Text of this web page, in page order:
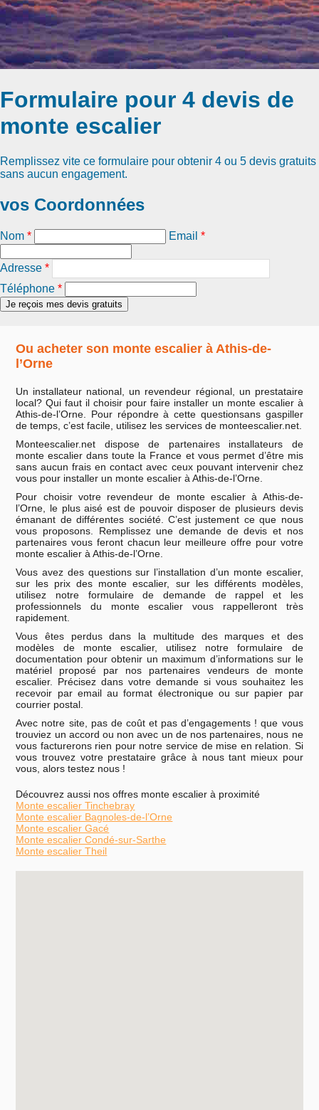
Formulaire pour 4 devis de
monte escalier
Remplissez vite ce formulaire pour obtenir 4 ou 5 devis gratuits
sans aucun engagement.
vos Coordonnées
Nom * Email *
Adresse *
Téléphone *
Ou acheter son monte escalier à Athis-de-
l’Orne
Un installateur national, un revendeur régional, un prestataire
local? Qui faut il choisir pour faire installer un monte escalier à
Athis-de-l’Orne. Pour répondre à cette questionsans gaspiller
de temps, c’est facile, utilisez les services de monteescalier.net.
Monteescalier.net dispose de partenaires installateurs de
monte escalier dans toute la France et vous permet d’être mis
sans aucun frais en contact avec ceux pouvant intervenir chez
vous pour installer un monte escalier à Athis-de-l’Orne.
Pour choisir votre revendeur de monte escalier à Athis-de-
l’Orne, le plus aisé est de pouvoir disposer de plusieurs devis
émanant de différentes société. C’est justement ce que nous
vous proposons. Remplissez une demande de devis et nos
partenaires vous feront chacun leur meilleure offre pour votre
monte escalier à Athis-de-l’Orne.
Vous avez des questions sur l’installation d’un monte escalier,
sur les prix des monte escalier, sur les différents modèles,
utilisez notre formulaire de demande de rappel et les
professionnels du monte escalier vous rappelleront très
rapidement.
Vous êtes perdus dans la multitude des marques et des
modèles de monte escalier, utilisez notre formulaire de
documentation pour obtenir un maximum d’informations sur le
matériel proposé par nos partenaires vendeurs de monte
escalier. Précisez dans votre demande si vous souhaitez les
recevoir par email au format électronique ou sur papier par
courrier postal.
Avec notre site, pas de coût et pas d’engagements ! que vous
trouviez un accord ou non avec un de nos partenaires, nous ne
vous facturerons rien pour notre service de mise en relation. Si
vous trouvez votre prestataire grâce à nous tant mieux pour
vous, alors testez nous !
Découvrez aussi nos offres monte escalier à proximité
Monte escalier Tinchebray
Monte escalier Bagnoles-de-l’Orne
Monte escalier Gacé
Monte escalier Condé-sur-Sarthe
Monte escalier Theil